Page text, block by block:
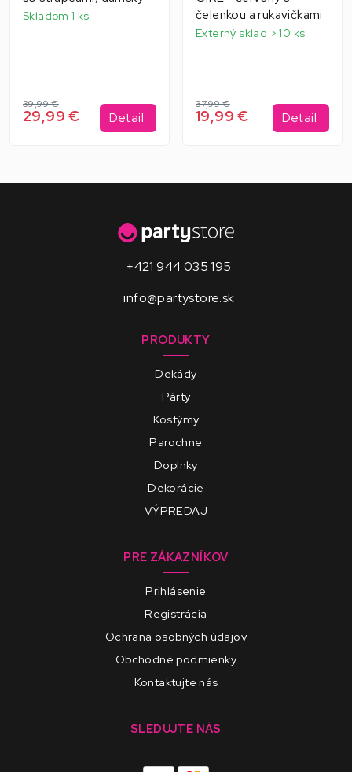
Skladom 1 ks
39,99 €
29,99 € Detail
čelenkou a rukavičkami
Externý sklad > 10 ks
37,99 €
19,99 € Detail
+421 944 035 195
info@partystore.sk
PRODUKTY
Dekády
Párty
Kostýmy
Parochne
Doplnky
Dekorácie
VÝPREDAJ
PRE ZÁKAZNÍKOV
Prihlásenie
Registrácia
Ochrana osobných údajov
Obchodné podmienky
Kontaktujte nás
SLEDUJTE NÁS